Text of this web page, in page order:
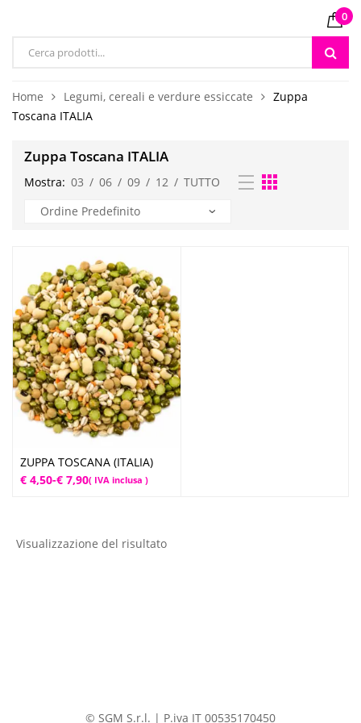
Products
0
Home Legumi, cereali e verdure essiccate
Zuppa
Toscana ITALIA
Zuppa Toscana ITALIA
Mostra: 03 / 06 / 09 / 12 / TUTTO
ZUPPA TOSCANA (ITALIA)
€ 4,50-€ 7,90
Fascia
da
( IVA inclusa )
Visualizzazione del risultato
© SGM S.r.l. | P.iva IT 00535170450